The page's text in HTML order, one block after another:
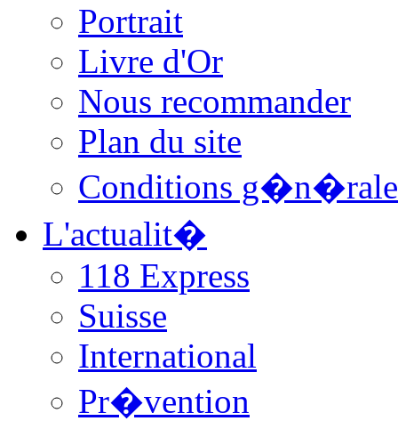
Portrait
Livre d'Or
Nous recommander
Plan du site
Conditions
L'actualit�
118 Express
Suisse
International
Pr�vention